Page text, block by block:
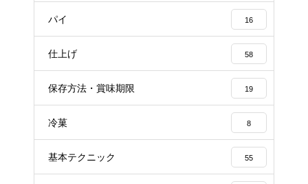
パイ 16
仕上げ 58
保存方法・賞味期限 19
冷菓 8
基本テクニック 55